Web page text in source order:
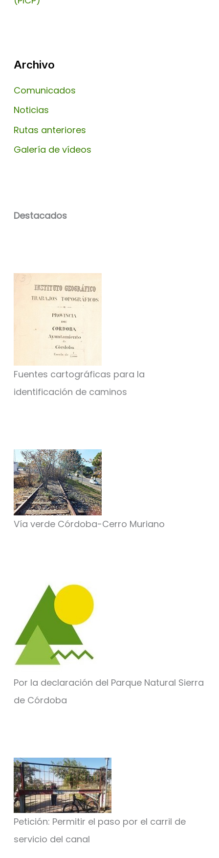
Archivo
Comunicados
Noticias
Rutas anteriores
Galería de vídeos
Destacados
Fuentes cartográficas para la
identificación de caminos
Vía verde Córdoba-Cerro Muriano
Por la declaración del Parque Natural Sierra
de Córdoba
Petición: Permitir el paso por el carril de
servicio del canal